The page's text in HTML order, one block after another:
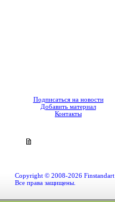
Подписаться на новости
Добавить материал
Контакты
Copyright © 2008-2026 Finstandart
Все права защищены.